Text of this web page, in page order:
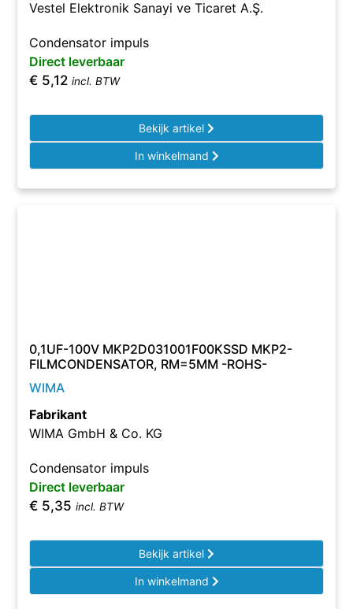
Vestel Elektronik Sanayi ve Ticaret A.Ş.
Condensator impuls
Direct leverbaar
€ 5,12 incl. BTW
Bekijk artikel
In winkelmand
0,1UF-100V MKP2D031001F00KSSD MKP2-
FILMCONDENSATOR, RM=5MM -ROHS-
WIMA
Fabrikant
WIMA GmbH & Co. KG
Condensator impuls
Direct leverbaar
€ 5,35 incl. BTW
Bekijk artikel
In winkelmand